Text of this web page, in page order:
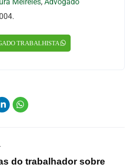
TRABALHISTA
do trabalhador sobre